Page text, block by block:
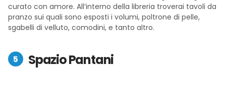
curato con amore. All’interno della libreria troverai tavoli da
pranzo sui quali sono esposti i volumi, poltrone di pelle,
sgabelli di velluto, comodini, e tanto altro.
Spazio Pantani